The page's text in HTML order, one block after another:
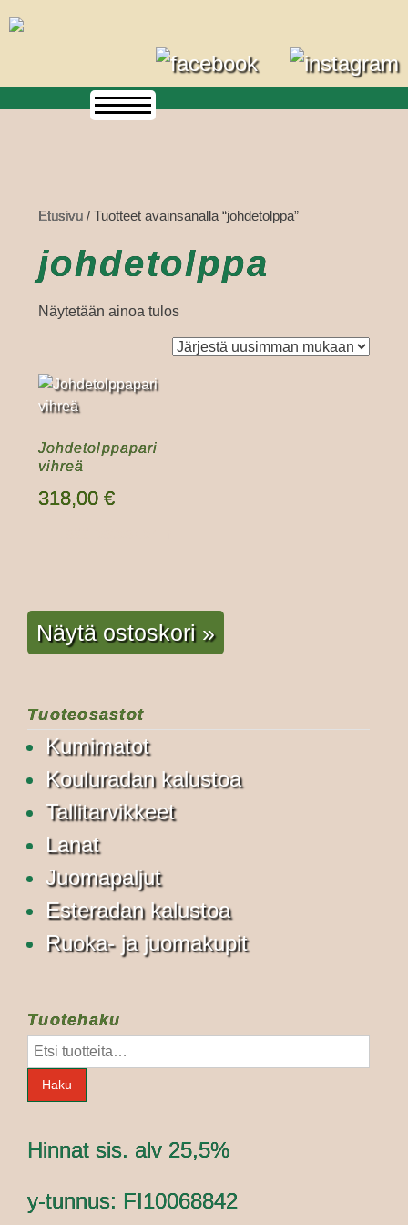
to
Etusivu/ Tuotteet avainsanalla “johdetolppa”
johdetolppa
Näytetään ainoa tulos
Johdetolppapari
vihreä
318,00 €
Näytä ostoskori »
Tuoteosastot
Kumimatot
Kouluradan kalustoa
Tallitarvikkeet
Lanat
Juomapaljut
Esteradan kalustoa
Ruoka- ja juomakupit
Tuotehaku
Etsi:
Haku
Hinnat sis. alv 25,5%
y-tunnus: FI10068842